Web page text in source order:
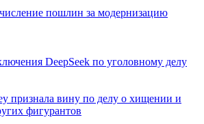
пошлин за модернизацию
DeepSeek по уголовному делу
признала вину по делу о хищении и
фигурантов